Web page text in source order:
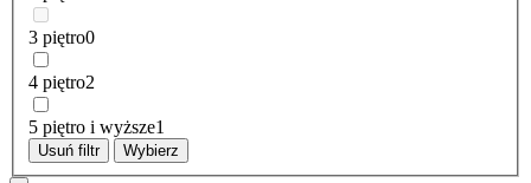
3 piętro0
4 piętro2
5 piętro i wyższe1
Usuń filtr Wybierz